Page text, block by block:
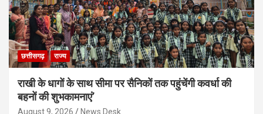
छत्तीसगढ़ राज्य
राखी के धागों के साथ सीमा पर सैनिकों तक पहुंचेंगी कवर्धा की
बहनों की शुभकामनाएं’
August 9, 2026 News Desk